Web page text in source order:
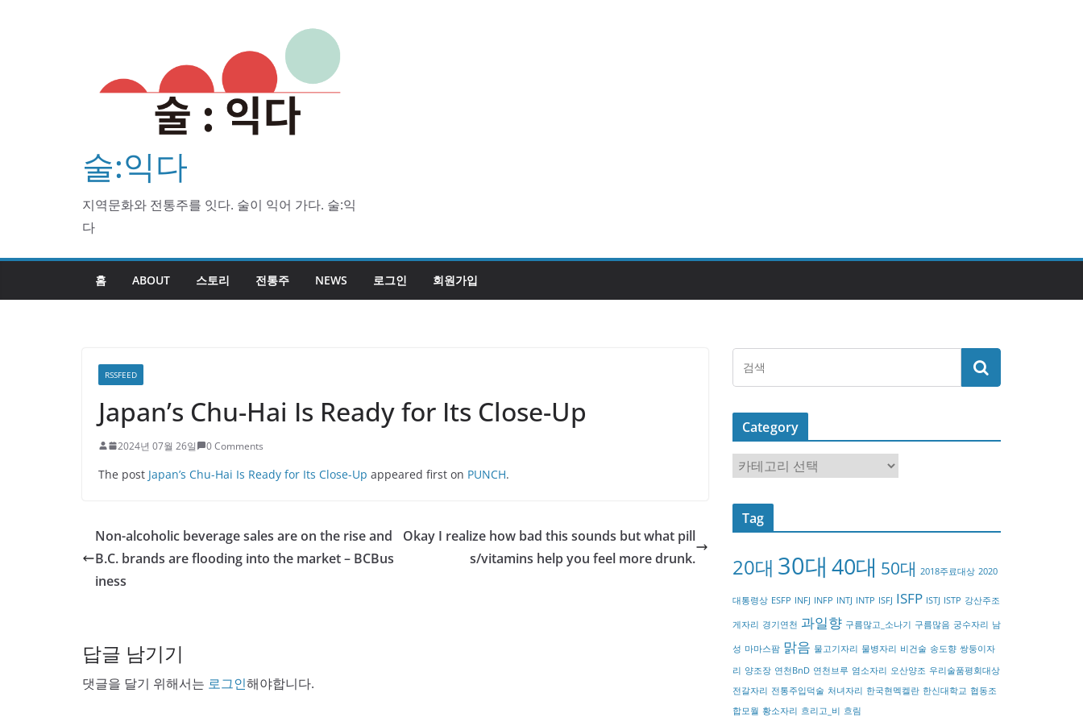
술:익다
지역문화와 전통주를 잇다. 술이 익어 가다. 술:익
다
홈 ABOUT 스토리 전통주 NEWS 로그인 회원가입
RSSFEED
Japan’s Chu-Hai Is Ready for Its Close-Up
2024년 07월 26일 0 Comments
The post Japan’s Chu-Hai Is Ready for Its Close-Up appeared first on PUNCH.
Non-alcoholic beverage sales are on the rise and
B.C. brands are flooding into the market – BCBus
iness
Okay I realize how bad this sounds but what pill
s/vitamins help you feel more drunk.
답글 남기기
댓글을 달기 위해서는 로그인해야합니다.
Category
a
t
o
y
Tag
20대 30대 40대 50대 2018주료대상 2020
대통령상 ESFP INFJ INFP INTJ INTP ISFJ ISFP ISTJ ISTP 강산주조
게자리 경기연천 과일향 구름많고_소나기 구름많음 궁수자리 남
성 마마스팜 맑음 물고기자리 물병자리 비건술 송도향 쌍둥이자
리 양조장 연천BnD 연천브루 염소자리 오산양조 우리술품평회대상
전갈자리 전통주입덕술 처녀자리 한국현멕켈란 한신대학교 협동조
합모월 황소자리 흐리고_비 흐림